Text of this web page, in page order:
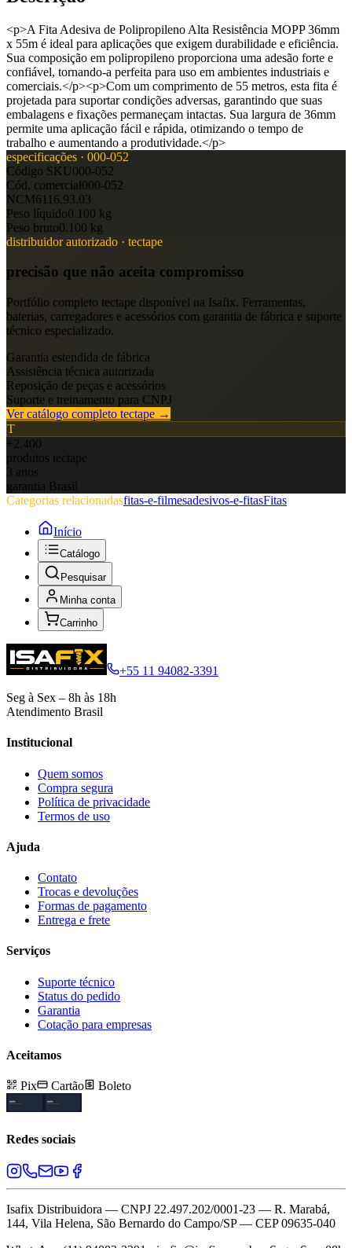
<p>A Fita Adesiva de Polipropileno Alta Resistência MOPP 36mm
x 55m é ideal para aplicações que exigem durabilidade e eficiência.
Sua composição em polipropileno proporciona uma adesão forte e
confiável, tornando-a perfeita para uso em ambientes industriais e
comerciais.</p><p>Com um comprimento de 55 metros, esta fita é
projetada para suportar condições adversas, garantindo que suas
embalagens e fixações permaneçam intactas. Sua largura de 36mm
permite uma aplicação fácil e rápida, otimizando o tempo de
trabalho e aumentando a produtividade.</p>
especificações · 000-052
Código SKU000-052
Cód. comercial000-052
NCM6116.93.03
Peso líquido0.100 kg
Peso bruto0.100 kg
distribuidor autorizado · tectape
precisão que não aceita compromisso
Portfólio completo tectape disponível na Isafix. Ferramentas,
baterias, carregadores e acessórios com garantia de fábrica e suporte
técnico especializado.
Garantia estendida de fábrica
Assistência técnica autorizada
Reposição de peças e acessórios
Suporte e treinamento para CNPJ
Ver catálogo completo tectape →
T
+2.400
produtos tectape
3 anos
garantia Brasil
Categorias relacionadasfitas-e-filmesadesivos-e-fitasFitas
Início
Catálogo
Pesquisar
Minha conta
Carrinho
+55 11 94082-3391
Seg à Sex – 8h às 18h
Atendimento Brasil
Institucional
Quem somos
Compra segura
Política de privacidade
Termos de uso
Ajuda
Contato
Trocas e devoluções
Formas de pagamento
Entrega e frete
Serviços
Suporte técnico
Status do pedido
Garantia
Cotação para empresas
Aceitamos
Pix Cartão Boleto
Redes sociais
Isafix Distribuidora — CNPJ 22.497.202/0001-23 — R. Marabá,
144, Vila Helena, São Bernardo do Campo/SP — CEP 09635-040